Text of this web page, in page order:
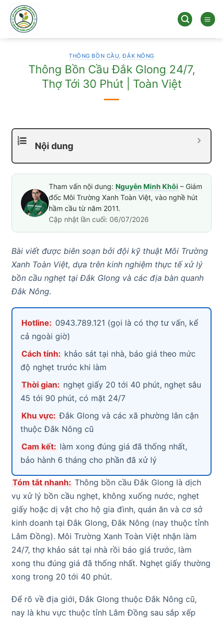
qua
dung
THÔNG BỒN CẦU,ĐẮK NÔNG
Thông Bồn Cầu Đắk Glong 24/7,
Thợ Tới 30 Phút | Toàn Việt
Nội dung
Tham vấn nội dung: Nguyễn Minh Khôi – Giám
đốc Môi Trường Xanh Toàn Việt, vào nghề hút
hầm cầu từ năm 2011.
Cập nhật lần cuối: 06/07/2026
Bài viết được biên soạn bởi đội kỹ thuật Môi Trường
Xanh Toàn Việt, dựa trên kinh nghiệm thực tế xử lý
bồn cầu nghẹt tại Đắk Glong và các địa bàn quanh
Đắk Nông.
Hotline: 0943.789.121 (gọi là có thợ tư vấn, kể
cả ngoài giờ)
Cách tính: khảo sát tại nhà, báo giá theo mức
độ nghẹt trước khi làm
Thời gian: nghẹt giấy 20 tới 40 phút, nghẹt sâu
45 tới 90 phút, có mặt 24/7
Khu vực: Đắk Glong và các xã phường lân cận
thuộc Đắk Nông cũ
Cam kết: làm xong đúng giá đã thống nhất,
bảo hành 6 tháng cho phần đã xử lý
Tóm tắt nhanh: Thông bồn cầu Đắk Glong là dịch
vụ xử lý bồn cầu nghẹt, không xuống nước, nghẹt
giấy hoặc dị vật cho hộ gia đình, quán ăn và cơ sở
kinh doanh tại Đắk Glong, Đắk Nông (nay thuộc tỉnh
Lâm Đồng). Môi Trường Xanh Toàn Việt nhận làm
24/7, thợ khảo sát tại nhà rồi báo giá trước, làm
xong thu đúng giá đã thống nhất. Nghẹt giấy thường
xong trong 20 tới 40 phút.
Để rõ về địa giới, Đắk Glong thuộc Đắk Nông cũ,
nay là khu vực thuộc tỉnh Lâm Đồng sau sắp xếp